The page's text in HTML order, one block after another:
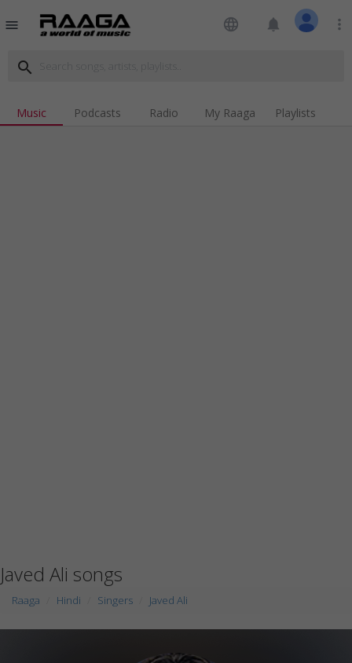
menu language notifications more_vert
search
Music Podcasts Radio My Raaga Playlists
Javed Ali songs
Raaga Hindi Singers Javed Ali